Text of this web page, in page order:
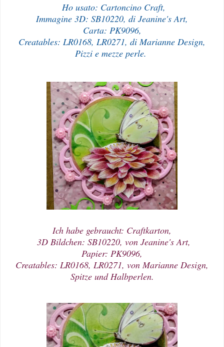
Ho usato: Cartoncino Craft,
Immagine 3D: SB10220, di Jeanine's Art,
Carta: PK9096,
Creatables: LR0168, LR0271, di Marianne Design,
Pizzi e mezze perle.
Ich habe gebraucht: Craftkarton,
3D Bildchen: SB10220, von Jeanine's Art,
Papier: PK9096,
Creatables: LR0168, LR0271, von Marianne Design,
Spitze und Halbperlen.